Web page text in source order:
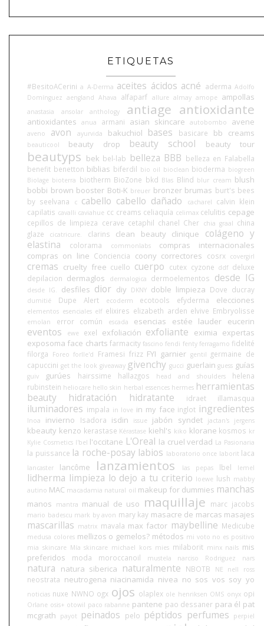
ETIQUETAS
#BesitoACerini a A-Derma aceites ácidos acné aderma Adolfo
Domínguez aengland Ahava alfaparf allure almay amope ampollas
anastasia ansolar anthology antiage antioxidante
antioxidantes anua armani asian skincare autobombo avene
aveno avon ayurvida bakuchiol bases basicare bb creams
beauticool beauty drop beauty school beauty tour
beautyps bek bel-lab belleza BBB belleza en Falabella
benefit benetton biblias biferdil bio oil bioclean bioderma biogreen
Biolage bioterra biotherm BioZone bkd Blas Blind blur cream blush
bobbi brown booster Boti-K breuer bronzer brumas burt's bees
by seelvana
c cabello cabello dañado cacharel
calvin klein
capilatis cavalli caviahue cc creams celiaquía celimax celulitis cepage
cepillos de limpieza cerave cetaphil chanel Cher chia graal china
glaze
cicatricure. clarins clean beauty clinique
colágeno y
elastina
colorama commonlabs
compras internacionales
compras on line Conciencia coony correctores cosrx covergirl
cremas cruelty free cuello cuerpo cutex cyzone ddf deluxe
depilacion dermaglos dermalogica dermoelementos desde IG
desde IG. desfiles dior diy DKNY doble limpieza Dove ducray
dumitié Dupe Alert ecoderm ecotools efyderma elecciones
elementos esenciales elf elixires elizabeth arden elvive Embryolisse
emolan error común escada esencias estée lauder eucerin
eventos ewe exel exfoliación exfoliante eximia expertas
exposoma face charts farmacity fascino fendi fenty ferragamo fidelité
filorga
Foreo forlle'd Framesi frizz FYI garnier gentil germaine de
capuccini get the look giveaway givenchy gucci guerlain guess guías
guiv gurúes hairssime hallazgos head and shoulders
helena
rubinstein heliocare hello skin herbal essences hermes herramientas
beauty
hidratación hidratante idraet illamasqua
iluminadores impala in love in my face inglot ingredientes
Inoa invierno Isadora isdin issue jabón syndet jactan's jergens
kbeauty kenzo kerastase Kérastase kiehl's kiko klorane kosmos kr
Kylie Cosmetics l'bel l'occitane L'Oreal la cruel verdad La Pasionaria
la puissance la roche-posay labios laboratorio once laborit laca
lancaster lancôme lanzamientos las pepas lbel lemel
lidherma limpieza lo dejo a tu criterio loewe lush mabby
autino MAC macadamia natural oil makeup for dummies manchas
manos mantra manual de uso maquillaje marc jacobs
mario badescu mark by avon mary kay masacre de marcas masajes
mascarillas matrix mavala max factor maybelline Medicube
medusa colores mellizos o gemelos? métodos mi voto no es positivo
mia skincare Mía skincare michael kors mies milaborit minx nails mis
preferidos
moda moroccanoil mustela narciso Rodriguez nars
natura natura siberica naturalmente NBOTB NE nell ross
neostrata neutrogena niacinamida nivea no sos vos soy yo
noticias nuxe NWNO ogx ojos olaplex ole henriksen OMS onyx opi
Orlane osis+ otowil paco rabanne pantene pao dessaner para él pat
mcgrath
payot peinados pelo péptidos perfumes
perpiel